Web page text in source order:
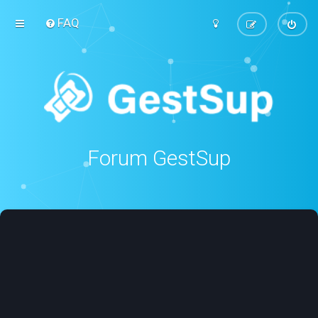
FAQ
Forum GestSup